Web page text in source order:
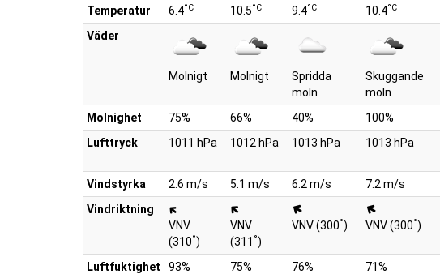
Temperatur
6.4°C 10.5°C 9.4°C 10.4°C
Väder
Molnigt Molnigt
Spridda
moln
Skuggande
moln
Molnighet
75% 66% 40% 100%
Lufttryck
1011 hPa 1012 hPa 1013 hPa 1013 hPa
Vindstyrka 2.6 m/s 5.1 m/s 6.2 m/s 7.2 m/s
Vindriktning
VNV
(310°)
VNV
(311 °)
VNV (300°) VNV (300°)
Luftfuktighet 93% 75% 76% 71%